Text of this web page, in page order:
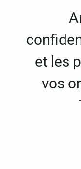
et les
vos